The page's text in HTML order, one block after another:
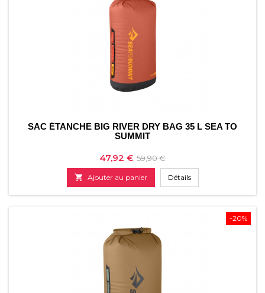
SAC ÉTANCHE BIG RIVER DRY BAG 35 L SEA TO
SUMMIT
Prix
47,92 € Prix
de
base
59,90 €
 Ajouter au panier Détails
-20%